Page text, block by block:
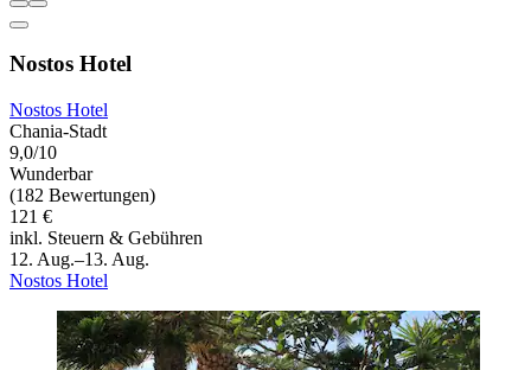
Nostos Hotel
Nostos Hotel
Chania-Stadt
9,0/10
Wunderbar
(182 Bewertungen)
121 €
inkl. Steuern & Gebühren
12. Aug.–13. Aug.
Nostos Hotel